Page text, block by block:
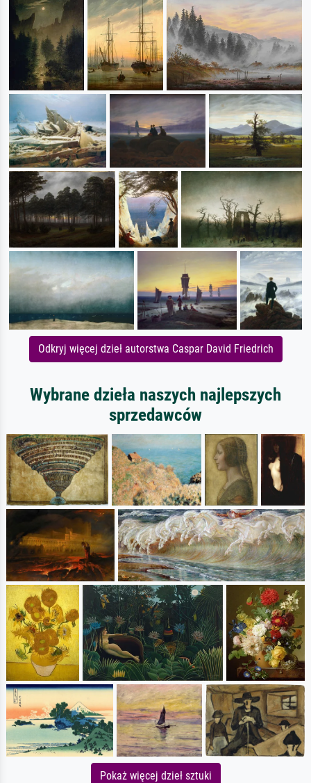
Odkryj więcej dzieł autorstwa Caspar David Friedrich
Wybrane dzieła naszych najlepszych
sprzedawców
Pokaż więcej dzieł sztuki